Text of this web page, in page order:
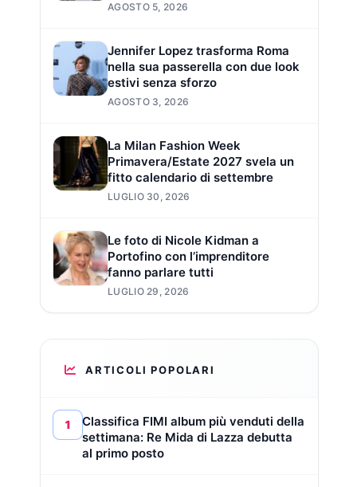
AGOSTO 5, 2026
Jennifer Lopez trasforma Roma
nella sua passerella con due look
estivi senza sforzo
AGOSTO 3, 2026
La Milan Fashion Week
Primavera/Estate 2027 svela un
fitto calendario di settembre
LUGLIO 30, 2026
Le foto di Nicole Kidman a
Portofino con l’imprenditore
fanno parlare tutti
LUGLIO 29, 2026
ARTICOLI POPOLARI
1
Classifica FIMI album più venduti della
settimana: Re Mida di Lazza debutta
al primo posto